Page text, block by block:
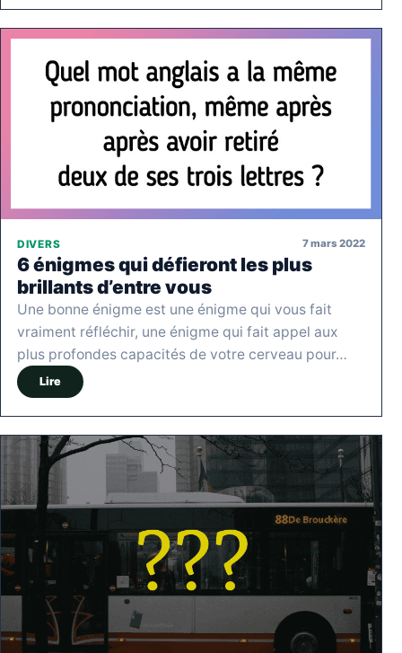
DIVERS 7 mars 2022
6 énigmes qui défieront les plus
brillants d’entre vous
Une bonne énigme est une énigme qui vous fait
vraiment réfléchir, une énigme qui fait appel aux
plus profondes capacités de votre cerveau pour…
Lire